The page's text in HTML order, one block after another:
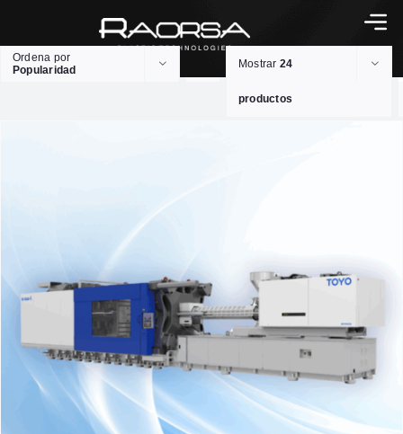
Ordena por
Popularidad
Mostrar 24
productos